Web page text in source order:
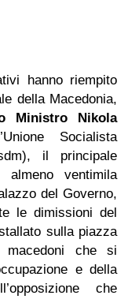
hanno riempito
della Macedonia,
Ministro Nikola
Socialista
il principale
ventimila
del Governo,
le dimissioni del
sulla piazza
macedoni che si
e della
che